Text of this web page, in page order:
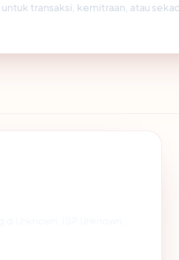
untuk transaksi, kemitraan, atau